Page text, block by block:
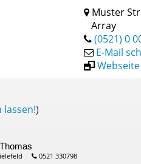
Muster
Array
(0521) 0
E-Mail
lassen!)
0521 330798